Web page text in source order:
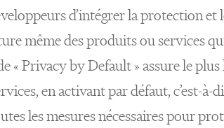
d’intégrer la protection et
même des produits ou services
« Privacy by Default » assure le
en activant par défaut, c’est-à-
les mesures nécessaires pour